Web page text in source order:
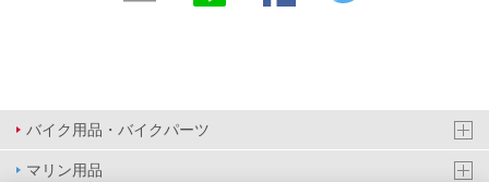
バイク用品・バイクパーツ
マリン用品